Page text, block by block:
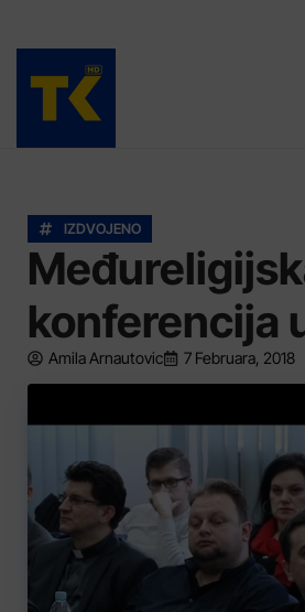
IZDVOJENO
konferencija
Amila Arnautovic 7 Februara, 2018